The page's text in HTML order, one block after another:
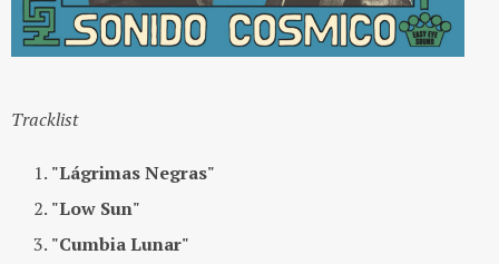
Tracklist
"Lágrimas Negras"
"Low Sun"
"Cumbia Lunar"